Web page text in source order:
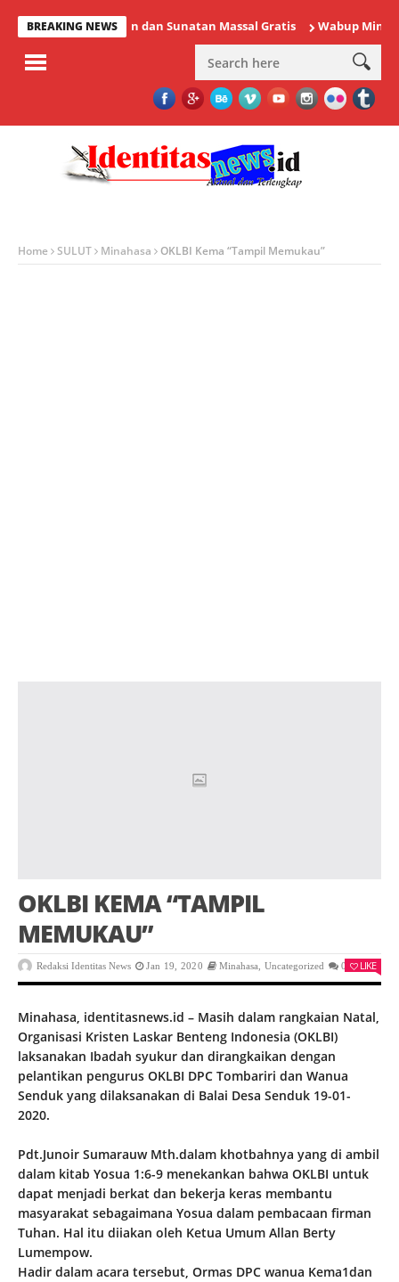
BREAKING NEWS
Kesehatan dan Sunatan Massal Gratis Wabup Minahasa
Home SULUT Minahasa OKLBI Kema “Tampil Memukau”
OKLBI KEMA “TAMPIL
MEMUKAU”
Redaksi Identitas News Jan 19, 2020 Minahasa Uncategorized 0 LIKE
Minahasa, identitasnews.id – Masih dalam rangkaian Natal,
Organisasi Kristen Laskar Benteng Indonesia (OKLBI)
laksanakan Ibadah syukur dan dirangkaikan dengan
pelantikan pengurus OKLBI DPC Tombariri dan Wanua
Senduk yang dilaksanakan di Balai Desa Senduk 19-01-
2020.
Pdt.Junoir Sumarauw Mth.dalam khotbahnya yang di ambil
dalam kitab Yosua 1:6-9 menekankan bahwa OKLBI untuk
dapat menjadi berkat dan bekerja keras membantu
masyarakat sebagaimana Yosua dalam pembacaan firman
Tuhan. Hal itu diiakan oleh Ketua Umum Allan Berty
Lumempow.
Hadir dalam acara tersebut, Ormas DPC wanua Kema1dan